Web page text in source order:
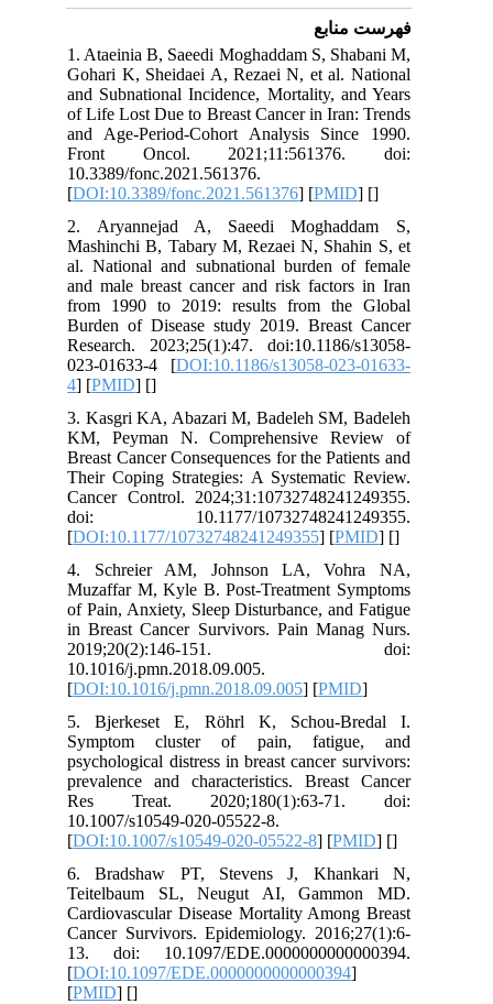
فهرست منابع
1. Ataeinia B, Saeedi Moghaddam S, Shabani M,
Gohari K, Sheidaei A, Rezaei N, et al. National
and Subnational Incidence, Mortality, and Years
of Life Lost Due to Breast Cancer in Iran: Trends
and Age-Period-Cohort Analysis Since 1990.
Front Oncol. 2021;11:561376. doi:
10.3389/fonc.2021.561376.
[DOI:10.3389/fonc.2021.561376] [PMID] [
2. Aryannejad A, Saeedi Moghaddam S,
Mashinchi B, Tabary M, Rezaei N, Shahin S, et
al. National and subnational burden of female
and male breast cancer and risk factors in Iran
from 1990 to 2019: results from the Global
Burden of Disease study 2019. Breast Cancer
Research. 2023;25(1):47. doi:10.1186/s13058-
023-01633-4 [DOI:10.1186/s13058-023-01633-
4] [PMID] [
3. Kasgri KA, Abazari M, Badeleh SM, Badeleh
KM, Peyman N. Comprehensive Review of
Breast Cancer Consequences for the Patients and
Their Coping Strategies: A Systematic Review.
Cancer Control. 2024;31:10732748241249355.
doi: 10.1177/10732748241249355.
[DOI:10.1177/10732748241249355] [PMID] [
4. Schreier AM, Johnson LA, Vohra NA,
Muzaffar M, Kyle B. Post-Treatment Symptoms
of Pain, Anxiety, Sleep Disturbance, and Fatigue
in Breast Cancer Survivors. Pain Manag Nurs.
2019;20(2):146-151. doi:
10.1016/j.pmn.2018.09.005.
[DOI:10.1016/j.pmn.2018.09.005] [PMID
5. Bjerkeset E, Röhrl K, Schou-Bredal I.
Symptom cluster of pain, fatigue, and
psychological distress in breast cancer survivors:
prevalence and characteristics. Breast Cancer
Res Treat. 2020;180(1):63-71. doi:
10.1007/s10549-020-05522-8.
[DOI:10.1007/s10549-020-05522-8] [PMID] [
6. Bradshaw PT, Stevens J, Khankari N,
Teitelbaum SL, Neugut AI, Gammon MD.
Cardiovascular Disease Mortality Among Breast
Cancer Survivors. Epidemiology. 2016;27(1):6-
13. doi: 10.1097/EDE.0000000000000394.
[DOI:10.1097/EDE.0000000000000394
[PMID] [